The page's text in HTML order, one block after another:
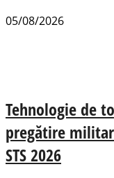
05/08/2026
Tehnologie de
pregătire
STS 2026